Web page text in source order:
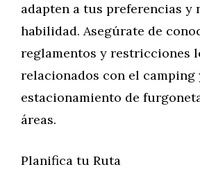
adapten a tus preferencias y
habilidad. Asegúrate de
reglamentos y restricciones
relacionados con el camping
estacionamiento de
áreas.
Planifica tu Ruta